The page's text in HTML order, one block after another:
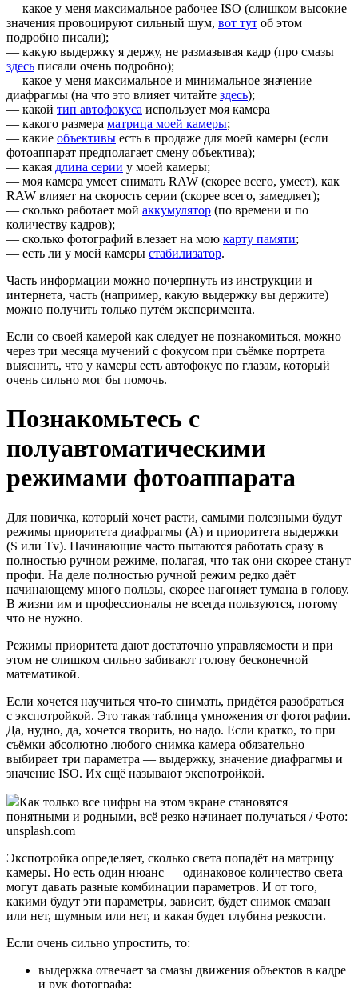
— какое у меня максимальное рабочее ISO (слишком высокие
значения провоцируют сильный шум, вот тут об этом
подробно писали);
— какую выдержку я держу, не размазывая кадр (про смазы
здесь писали очень подробно);
— какое у меня максимальное и минимальное значение
диафрагмы (на что это влияет читайте здесь);
— какой тип автофокуса использует моя камера
— какого размера матрица моей камеры;
— какие объективы есть в продаже для моей камеры (если
фотоаппарат предполагает смену объектива);
— какая длина серии у моей камеры;
— моя камера умеет снимать RAW (скорее всего, умеет), как
RAW влияет на скорость серии (скорее всего, замедляет);
— сколько работает мой аккумулятор (по времени и по
количеству кадров);
— сколько фотографий влезает на мою карту памяти;
— есть ли у моей камеры стабилизатор.
Часть информации можно почерпнуть из инструкции и
интернета, часть (например, какую выдержку вы держите)
можно получить только путём эксперимента.
Если со своей камерой как следует не познакомиться, можно
через три месяца мучений с фокусом при съёмке портрета
выяснить, что у камеры есть автофокус по глазам, который
очень сильно мог бы помочь.
Познакомьтесь с
полуавтоматическими
режимами фотоаппарата
Для новичка, который хочет расти, самыми полезными будут
режимы приоритета диафрагмы (A) и приоритета выдержки
(S или Tv). Начинающие часто пытаются работать сразу в
полностью ручном режиме, полагая, что так они скорее станут
профи. На деле полностью ручной режим редко даёт
начинающему много пользы, скорее нагоняет тумана в голову.
В жизни им и профессионалы не всегда пользуются, потому
что не нужно.
Режимы приоритета дают достаточно управляемости и при
этом не слишком сильно забивают голову бесконечной
математикой.
Если хочется научиться что-то снимать, придётся разобраться
с экспотройкой. Это такая таблица умножения от фотографии.
Да, нудно, да, хочется творить, но надо. Если кратко, то при
съёмки абсолютно любого снимка камера обязательно
выбирает три параметра — выдержку, значение диафрагмы и
значение ISO. Их ещё называют экспотройкой.
Как только все цифры на этом экране становятся
понятными и родными, всё резко начинает получаться / Фото:
unsplash.com
Экспотройка определяет, сколько света попадёт на матрицу
камеры. Но есть один нюанс — одинаковое количество света
могут давать разные комбинации параметров. И от того,
какими будут эти параметры, зависит, будет снимок смазан
или нет, шумным или нет, и какая будет глубина резкости.
Если очень сильно упростить, то:
выдержка отвечает за смазы движения объектов в кадре
и рук фотографа;